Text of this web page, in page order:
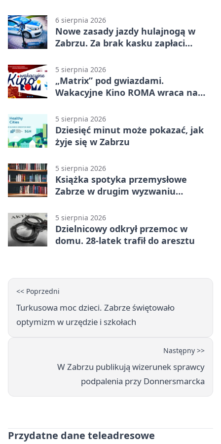
6 sierpnia 2026
Nowe zasady jazdy hulajnogą w
Zabrzu. Za brak kasku zapłaci
5 sierpnia 2026
„Matrix” pod gwiazdami.
Wakacyjne Kino ROMA wraca na
5 sierpnia 2026
Dziesięć minut może pokazać, jak
żyje się w Zabrzu
5 sierpnia 2026
Książka spotyka przemysłowe
Zabrze w drugim wyzwaniu
5 sierpnia 2026
Dzielnicowy odkrył przemoc w
domu. 28-latek trafił do aresztu
<< Poprzedni
Turkusowa moc dzieci. Zabrze świętowało
optymizm w urzędzie i szkołach
Następny >>
W Zabrzu publikują wizerunek sprawcy
podpalenia przy Donnersmarcka
Przydatne dane teleadresowe